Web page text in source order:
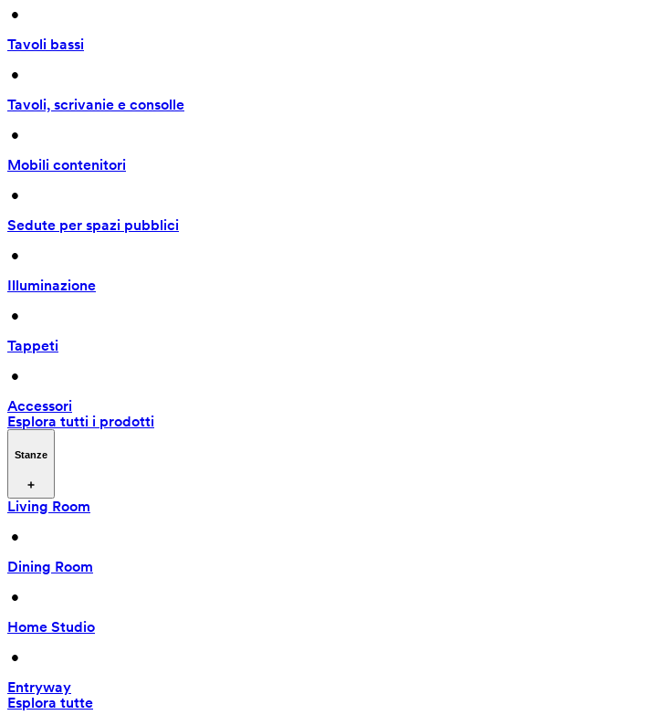
•
Tavoli bassi
•
Tavoli, scrivanie e consolle
•
Mobili contenitori
•
Sedute per spazi pubblici
•
Illuminazione
•
Tappeti
•
Accessori
Esplora tutti i prodotti
Stanze
Living Room
•
Dining Room
•
Home Studio
•
Entryway
Esplora tutte